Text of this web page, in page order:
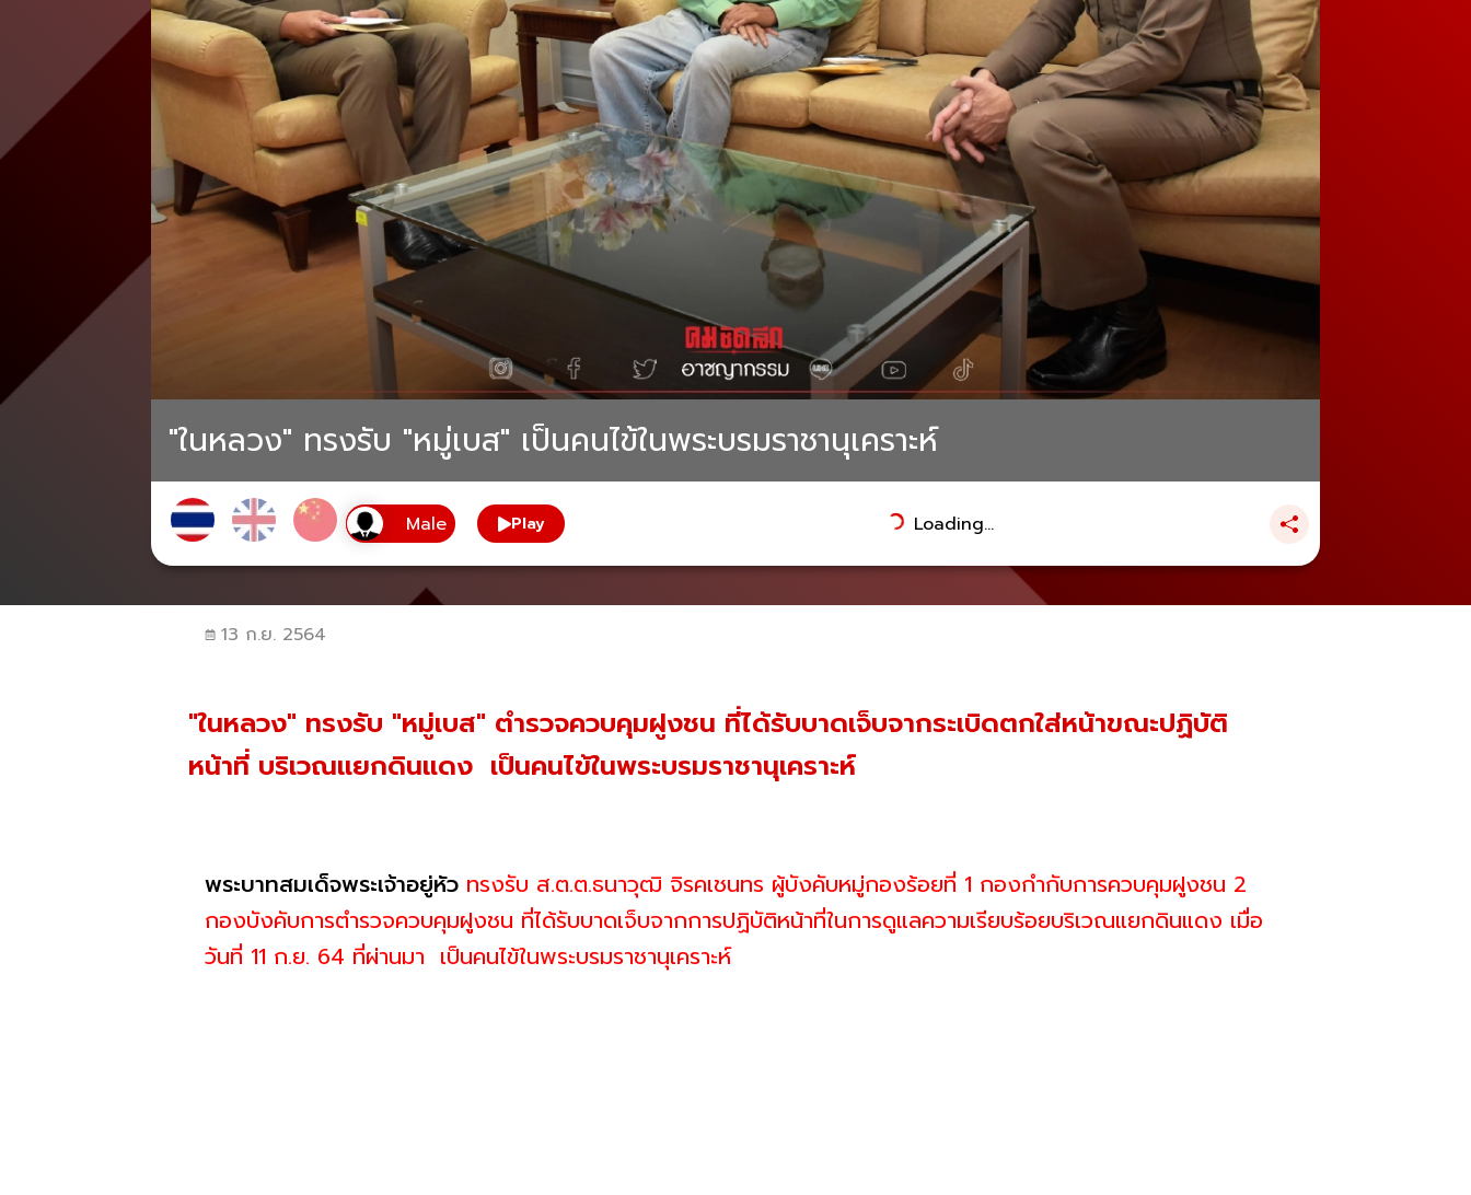
"ในหลวง" ทรงรับ "หมู่เบส" เป็นคนไข้ในพระบรมราชานุเคราะห์
Play Loading...
13 ก.ย. 2564
"ในหลวง" ทรงรับ "หมู่เบส" ตำรวจควบคุมฝูงชน ที่ได้รับบาดเจ็บจากระเบิดตกใส่หน้าขณะปฏิบัติ
หน้าที่ บริเวณแยกดินแดง เป็นคนไข้ในพระบรมราชานุเคราะห์
พระบาทสมเด็จพระเจ้าอยู่หัว ทรงรับ ส.ต.ต.ธนาวุฒิ จิรคเชนทร ผู้บังคับหมู่กองร้อยที่ 1 กองกำกับการควบคุมฝูงชน 2
กองบังคับการตำรวจควบคุมฝูงชน ที่ได้รับบาดเจ็บจากการปฏิบัติหน้าที่ในการดูแลความเรียบร้อยบริเวณแยกดินแดง เมื่อ
วันที่ 11 ก.ย. 64 ที่ผ่านมา เป็นคนไข้ในพระบรมราชานุเคราะห์